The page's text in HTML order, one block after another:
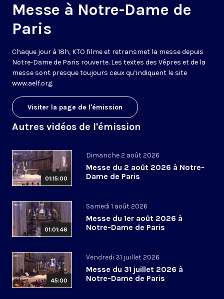
Messe à Notre-Dame de
Paris
Chaque jour à 18h, KTO filme et retransmet la messe depuis
Notre-Dame de Paris rouverte. Les textes des Vêpres et de la
messe sont presque toujours ceux qu’indiquent le site
www.aelf.org.
Visiter la page de l'émission
Autres vidéos de l'émission
01:15:00
Dimanche 2 août 2026
Messe du 2 août 2026 à Notre-
Dame de Paris
01:01:46
Samedi 1 août 2026
Messe du 1er août 2026 à
Notre-Dame de Paris
45:00
Vendredi 31 juillet 2026
Messe du 31 juillet 2026 à
Notre-Dame de Paris